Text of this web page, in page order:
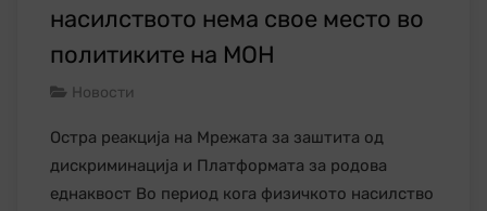
насилството нема свое место во
политиките на МОН
Новости
Остра реакција на Мрежата за заштита од
дискриминација и Платформата за родова
еднаквост Во период кога физичкото насилство